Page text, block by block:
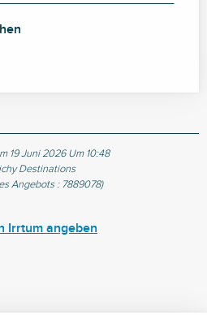
19 Juni 2026 Um 10:48
Destinations
Angebots : 7889078)
Irrtum angeben